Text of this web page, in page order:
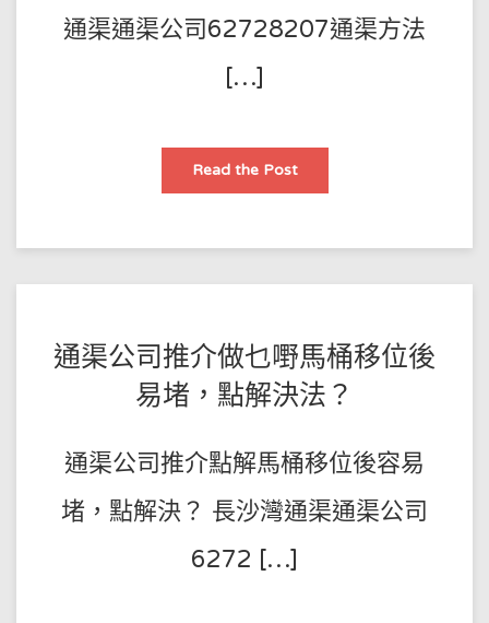
25
通渠通渠公司62728207通渠方法
[…]
Read the Post通
方
房
方
法
POSTED
ON
2023-
25
BY
王
師
通渠公司推介做乜嘢馬桶移位後
易堵，點解決法？
通渠公司推介點解馬桶移位後容易
堵，點解決？ 長沙灣通渠通渠公司
6272 […]